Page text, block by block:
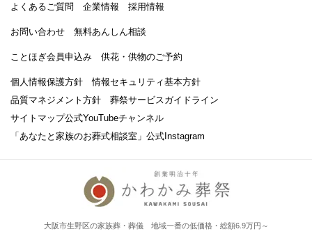
よくあるご質問 企業情報 採用情報
お問い合わせ 無料あんしん相談
ことほぎ会員申込み 供花・供物のご予約
個人情報保護方針
情報セキュリティ基本方針
品質マネジメント方針
葬祭サービスガイドライン
サイトマップ公式YouTubeチャンネル
「あなたと家族のお葬式相談室」 公式Instagram
大阪市生野区の家族葬・葬儀 地域一番の低価格・総額6.9万円～